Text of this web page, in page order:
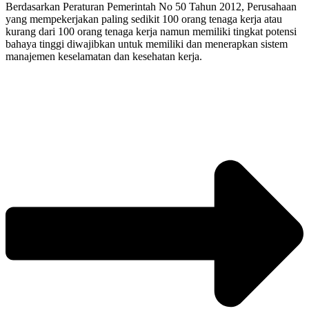
Berdasarkan Peraturan Pemerintah No 50 Tahun 2012, Perusahaan
yang mempekerjakan paling sedikit 100 orang tenaga kerja atau
kurang dari 100 orang tenaga kerja namun memiliki tingkat potensi
bahaya tinggi diwajibkan untuk memiliki dan menerapkan sistem
manajemen keselamatan dan kesehatan kerja.